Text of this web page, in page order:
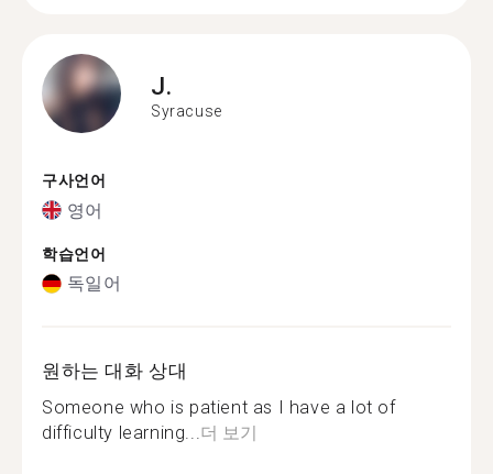
J.
Syracuse
구사언어
영어
학습언어
독일어
원하는 대화 상대
Someone who is patient as I have a lot of
difficulty learning...더 보기